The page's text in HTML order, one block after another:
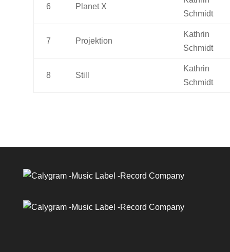
6 Planet X
Schmidt
7 Projektion
Kathrin
Schmidt
8 Still
Kathrin
Schmidt